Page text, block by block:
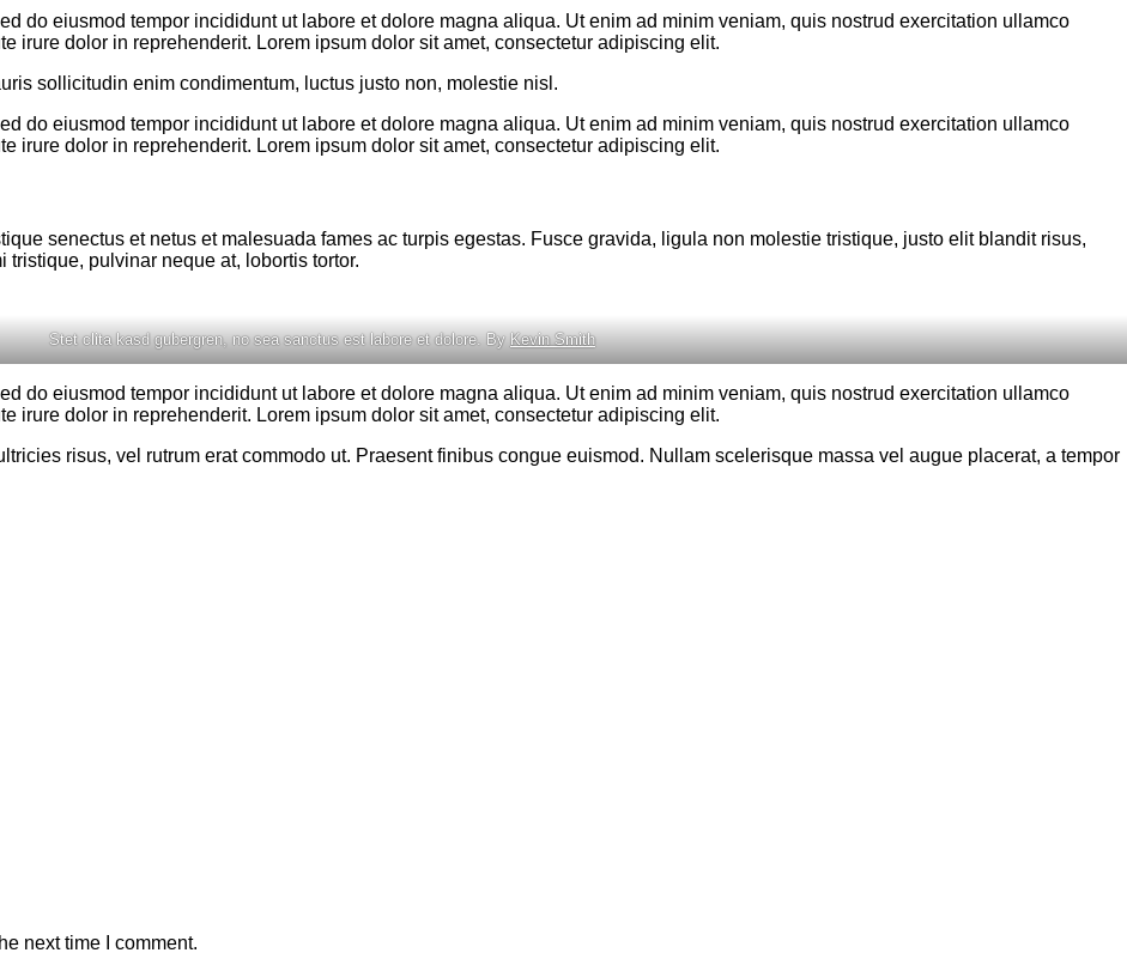
do eiusmod tempor incididunt ut labore et dolore magna aliqua. Ut enim ad minim veniam, quis nostrud exercitation ullamco
irure dolor in reprehenderit. Lorem ipsum dolor sit amet, consectetur adipiscing elit.
sollicitudin enim condimentum, luctus justo non, molestie nisl.
do eiusmod tempor incididunt ut labore et dolore magna aliqua. Ut enim ad minim veniam, quis nostrud exercitation ullamco
irure dolor in reprehenderit. Lorem ipsum dolor sit amet, consectetur adipiscing elit.
senectus et netus et malesuada fames ac turpis egestas. Fusce gravida, ligula non molestie tristique, justo elit blandit risus,
pulvinar neque at, lobortis tortor.
Stet clita kasd gubergren, no sea sanctus est labore et dolore. ByKevin Smith
do eiusmod tempor incididunt ut labore et dolore magna aliqua. Ut enim ad minim veniam, quis nostrud exercitation ullamco
irure dolor in reprehenderit. Lorem ipsum dolor sit amet, consectetur adipiscing elit.
risus, vel rutrum erat commodo ut. Praesent finibus congue euismod. Nullam scelerisque massa vel augue placerat, a tempor
next time I comment.